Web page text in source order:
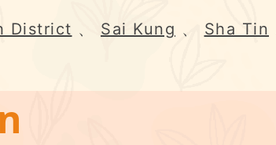
District 、 Sai Kung 、 Sha Tin